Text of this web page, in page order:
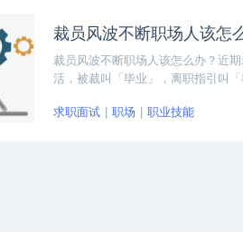
裁员风波不断职场人该怎
裁员风波不断职场人该怎么办？近
活，被裁叫「毕业」，离职指引叫
求职面试
职场 职业技能